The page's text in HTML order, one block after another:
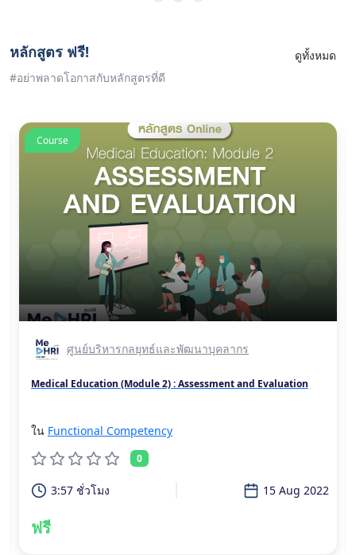
หลักสูตร ฟรี!
#อย่าพลาดโอกาสกับหลักสูตรที่ดี
ดูทั้งหมด
Course
ศูนย์บริหารกลยุทธ์และพัฒนาบุคลากร
Medical Education (Module 2) : Assessment and Evaluation
ใน Functional Competency
0
3:57 ชั่วโมง 15 Aug 2022
ฟรี